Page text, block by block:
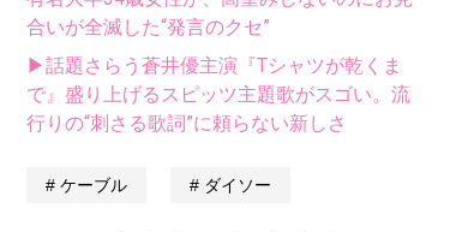
合いが全滅した“発言のクセ”
▶話題さらう蒼井優主演『Tシャツが乾くま
で』盛り上げるスピッツ主題歌がスゴい。流
行りの“刺さる歌詞”に頼らない新しさ
ケーブル ダイソー